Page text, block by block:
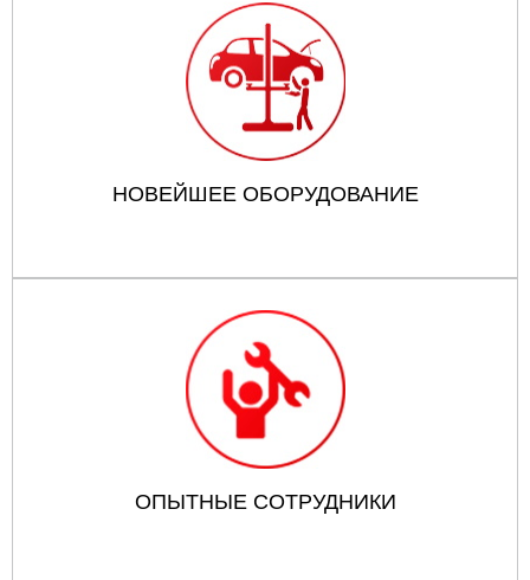
НОВЕЙШЕЕ ОБОРУДОВАНИЕ
ОПЫТНЫЕ СОТРУДНИКИ